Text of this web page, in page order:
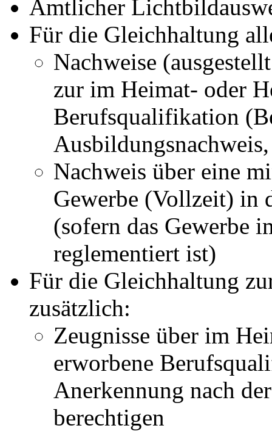
Amtlicher
Für die Gleichhaltung
Nachweise
zur im Heimat- oder
Berufsqualifikation
Nachweis über eine
Gewerbe (Vollzeit) in
(sofern das Gewerbe
reglementiert ist)
Für die Gleichhaltung
zusätzlich:
Zeugnisse über im
erworbene
Anerkennung nach
berechtigen